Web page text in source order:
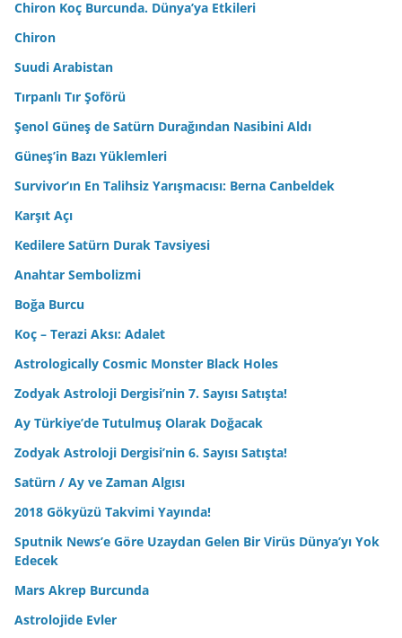
Chiron Koç Burcunda. Dünya’ya Etkileri
Chiron
Suudi Arabistan
Tırpanlı Tır Şoförü
Şenol Güneş de Satürn Durağından Nasibini Aldı
Güneş’in Bazı Yüklemleri
Survivor’ın En Talihsiz Yarışmacısı: Berna Canbeldek
Karşıt Açı
Kedilere Satürn Durak Tavsiyesi
Anahtar Sembolizmi
Boğa Burcu
Koç – Terazi Aksı: Adalet
Astrologically Cosmic Monster Black Holes
Zodyak Astroloji Dergisi’nin 7. Sayısı Satışta!
Ay Türkiye’de Tutulmuş Olarak Doğacak
Zodyak Astroloji Dergisi’nin 6. Sayısı Satışta!
Satürn / Ay ve Zaman Algısı
2018 Gökyüzü Takvimi Yayında!
Sputnik News’e Göre Uzaydan Gelen Bir Virüs Dünya’yı Yok
Edecek
Mars Akrep Burcunda
Astrolojide Evler